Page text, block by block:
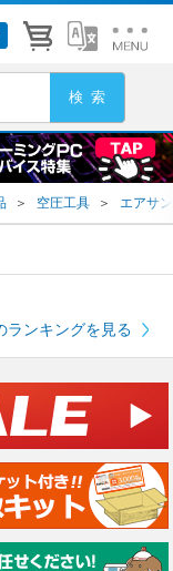
＞ 空圧工具 ＞ エアサ
ランキングを見る